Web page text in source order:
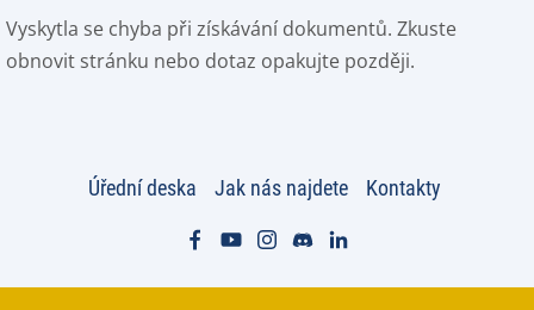
Vyskytla se chyba při získávání dokumentů. Zkuste
obnovit stránku nebo dotaz opakujte později.
Úřední deska Jak nás najdete Kontakty